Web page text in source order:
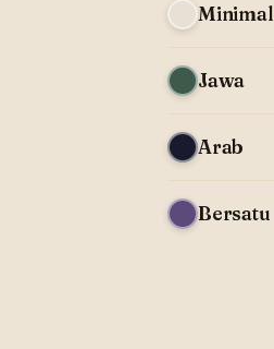
Minimal
Jawa
Arab
Bersatu